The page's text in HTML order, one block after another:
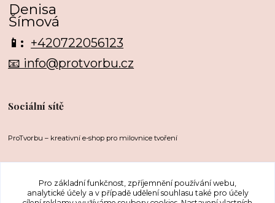
Denisa
Šímová
📱: +420722056123
📧 info@protvorbu.cz
Sociální sítě
ProTvorbu – kreativní e-shop pro milovnice tvoření
Pro základní funkčnost, zpříjemnění používání webu,
analytické účely a v případě udělení souhlasu také pro účely